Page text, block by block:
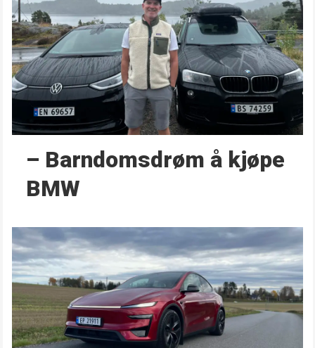
– Barndoms­drøm å kjøpe
BMW